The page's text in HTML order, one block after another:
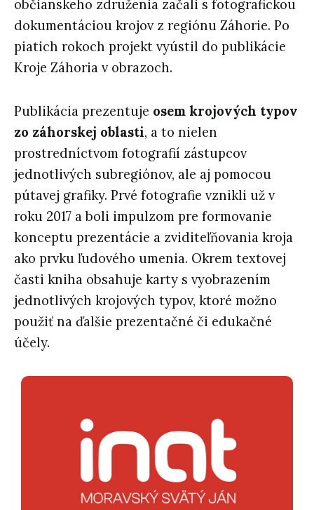
občianskeho združenia začali s fotografickou
dokumentáciou krojov z regiónu Záhorie. Po
piatich rokoch projekt vyústil do publikácie
Kroje Záhoria v obrazoch.
Publikácia prezentuje osem krojových typov
zo záhorskej oblasti, a to nielen
prostredníctvom fotografií zástupcov
jednotlivých subregiónov, ale aj pomocou
pútavej grafiky. Prvé fotografie vznikli už v
roku 2017 a boli impulzom pre formovanie
konceptu prezentácie a zviditeľňovania kroja
ako prvku ľudového umenia. Okrem textovej
časti kniha obsahuje karty s vyobrazením
jednotlivých krojových typov, ktoré možno
použiť na ďalšie prezentačné či edukačné
účely.